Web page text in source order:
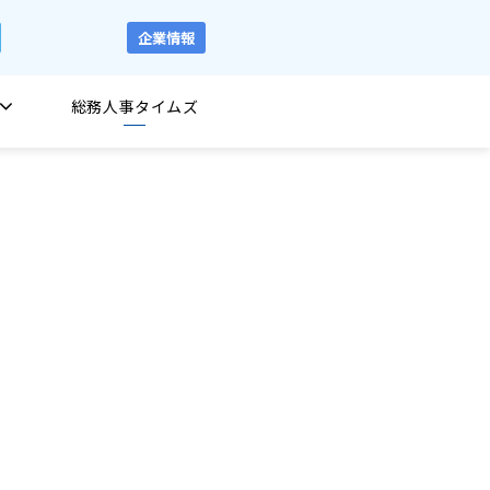
企業情報
総務人事タイムズ